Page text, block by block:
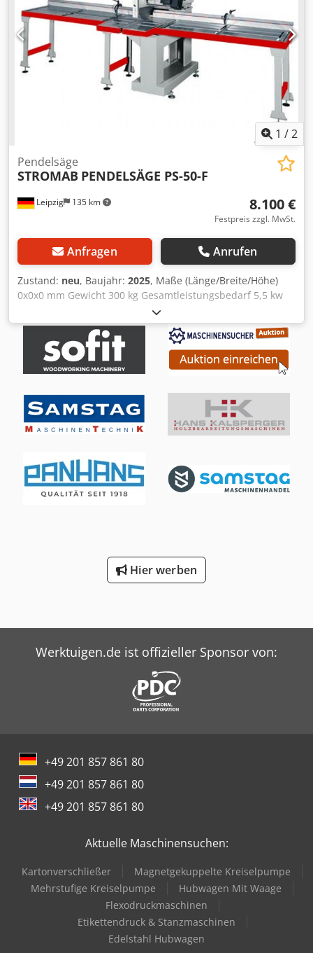
U/min • maximale Schnittbreite - 510 mm • maximale
Schnitthöhe - 145 mm • zusätzliche Ausziehtische – 2 x 2 m
• Gewicht 400 kg Dkedordwm Topfx Aiasr • Produktionsjahr
2024/2025 • Geräuschemission - 85,5 dB(A) • Die Maschine
entspricht den CE-Normen Weitere Informationen: •
Tische, die auf den der Maschine beiliegenden Fotos
sichtbar sind (2 x 2,0 m) • Verfügbar innerhalb von 7-10
1 /2
Leipzig 135 km
Pendelsäge
STROMAB PENDELSÄGE PS-50-F
8.100 €
Festpreis zzgl. MwSt.
Anfragen Anrufen
Zustand: neu, Baujahr: 2025, Maße (Länge/Breite/Höhe)
0x0x0 mm Gewicht 300 kg Gesamtleistungsbedarf 5,5 kw
Pendelsäge PENDELSÄGE PS-50-F - Schnitthöhe 145 mm -
Schnittlänge 510 mm - Motor 5,5 kW - Spannung 400 V / 50
Hz - Drehzahl 2800 U/min. - Sägeblattduchmesser 500 mm,
Bohrung 30 mm - Vorschub manuell - Absaugstutzen
Durchmesser 150 mm - inklusive 1 m Zufuhrrollenbahn
inklusive 1 m Auslaufrollenbahn mit Anschlagschiene links
- CE Konformität - Gewicht 300 kg
Hier werben
Werktuigen.de ist offizieller Sponsor von:
+49 201 857 861 80
+49 201 857 861 80
+49 201 857 861 80
Aktuelle Maschinensuchen:
Kartonverschließer
Magnetgekuppelte Kreiselpumpe
Mehrstufige Kreiselpumpe
Hubwagen Mit Waage
Flexodruckmaschinen
Etikettendruck & Stanzmaschinen
Edelstahl Hubwagen